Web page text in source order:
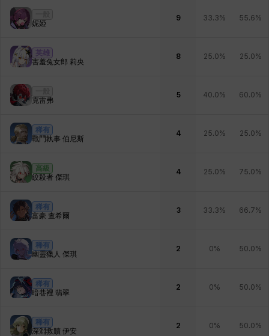
妮婭
9 33.3% 55.6%
英雄
害羞兔女郎 莉央
8 25.0% 25.0%
克雷弗
5 40.0% 60.0%
稀有
戰鬥執事 伯尼斯
4 25.0% 25.0%
高級
絞殺者 傑琪
4 25.0% 75.0%
稀有
富豪 查希爾
3 33.3% 66.7%
稀有
幽靈獵人 傑琪
2 0% 50.0%
稀有
暗巷裡 翡翠
2 0% 50.0%
稀有
深淵救贖 伊安
2 0% 50.0%